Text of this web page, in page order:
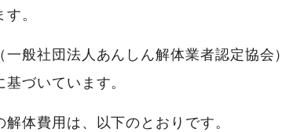
。
般社団法人あんしん解体業者認定協会）
づいています。
体費用は、以下のとおりです。